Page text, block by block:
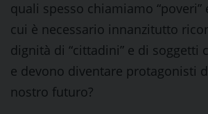
quali spesso chiamiamo “poveri”
cui è necessario innanzitutto
dignità di “cittadini” e di soggetti
e devono diventare protagonisti
nostro futuro?